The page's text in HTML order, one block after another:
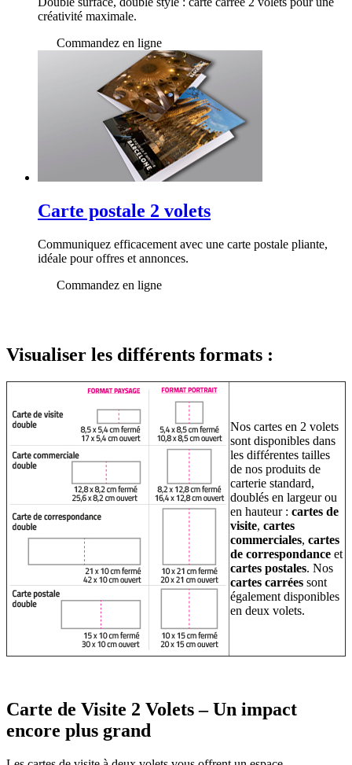
créativité maximale.
Commandez en ligne
Carte postale 2 volets
Communiquez efficacement avec une carte postale pliante,
idéale pour offres et annonces.
Commandez en ligne
Visualiser les différents formats :
Nos cartes en 2 volets
sont disponibles dans
les différentes tailles
de nos produits de
carterie standard,
doublés en largeur ou
en hauteur : cartes de
visite, cartes
commerciales, cartes
de correspondance et
cartes postales. Nos
cartes carrées sont
également disponibles
en deux volets.
Carte de Visite 2 Volets – Un impact
encore plus grand